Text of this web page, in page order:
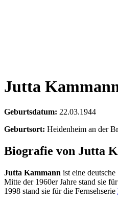
Jutta
Geburtsdatum: 22.03.1944
Geburtsort: Heidenheim an der
Biografie von Jutta
Jutta Kammann ist eine
Mitte der 1960er Jahre stand sie
1998 stand sie für die Fernsehserie